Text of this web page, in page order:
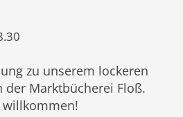
zu unserem lockeren
der Marktbücherei Floß.